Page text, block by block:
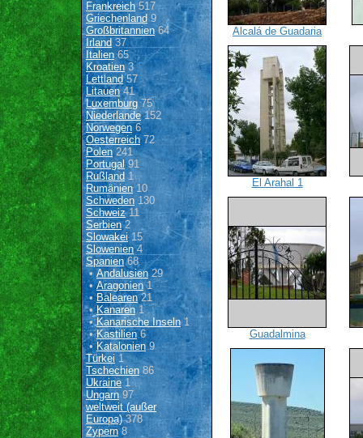
Frankreich517
Griechenland9
Großbritannien64
Irland 37
Italien65
Kroatien3
Lettland57
Litauen41
Luxemburg 75
Niederlande152
Norwegen6
Oesterreich72
Polen 241
Portugal91
Rußland 1
Rumänien10
Schweden 130
Schweiz11
Serbien2
Slowakei15
Slowenien4
Spanien68
• Andalusien 29
•Aragonien1
•Balearen21
•Kanaren1
•Kanarische Inseln1
•Kastilien6
•Katalonien9
Türkei 1
Tschechien 86
Ukraine 1
Ungarn97
weltweit (außer
Europa)378
Zypern8
Alcalá de Guadaria
El Arahal 1
Guadalmina